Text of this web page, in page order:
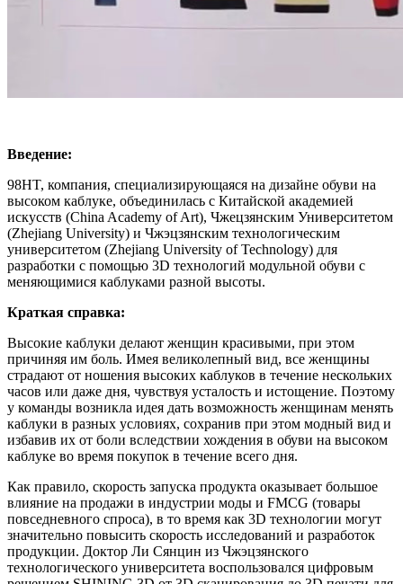
Введение:
98HT, компания, специализирующаяся на дизайне обуви на
высоком каблуке, объединилась с Китайской академией
искусств (China Academy of Art), Чжецзянским Университетом
(Zhejiang University) и Чжэцзянским технологическим
университетом (Zhejiang University of Technology) для
разработки с помощью 3D технологий модульной обуви с
меняющимися каблуками разной высоты.
Краткая справка:
Высокие каблуки делают женщин красивыми, при этом
причиняя им боль. Имея великолепный вид, все женщины
страдают от ношения высоких каблуков в течение нескольких
часов или даже дня, чувствуя усталость и истощение. Поэтому
у команды возникла идея дать возможность женщинам менять
каблуки в разных условиях, сохранив при этом модный вид и
избавив их от боли вследствии хождения в обуви на высоком
каблуке во время покупок в течение всего дня.
Как правило, скорость запуска продукта оказывает большое
влияние на продажи в индустрии моды и FMCG (товары
повседневного спроса), в то время как 3D технологии могут
значительно повысить скорость исследований и разработок
продукции. Доктор Ли Сянцин из Чжэцзянского
технологического университета воспользовался цифровым